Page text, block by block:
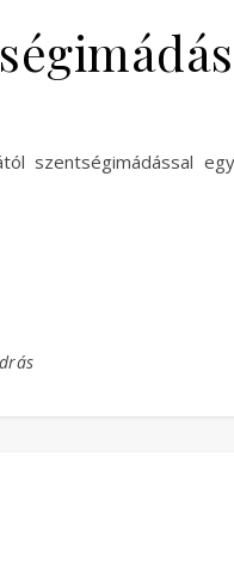
szentségimádással